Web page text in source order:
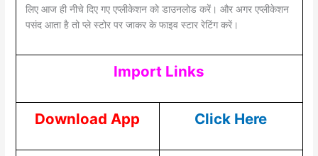
लिए आज ही नीचे दिए गए एप्लीकेशन को डाउनलोड करें। और अगर एप्लीकेशन
पसंद आता है तो प्ले स्टोर पर जाकर के फाइव स्टार रेटिंग करें।
Import Links
Download App Click Here